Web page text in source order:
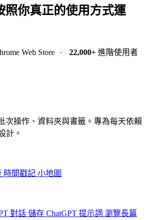
照你真正的使用方式運
Web Store · 22,000+進階使用者
次操作、資料夾與書籤。專為每天依賴
計。
時間戳記 小地圖
對話 儲存 ChatGPT 提示詞 瀏覽長篇